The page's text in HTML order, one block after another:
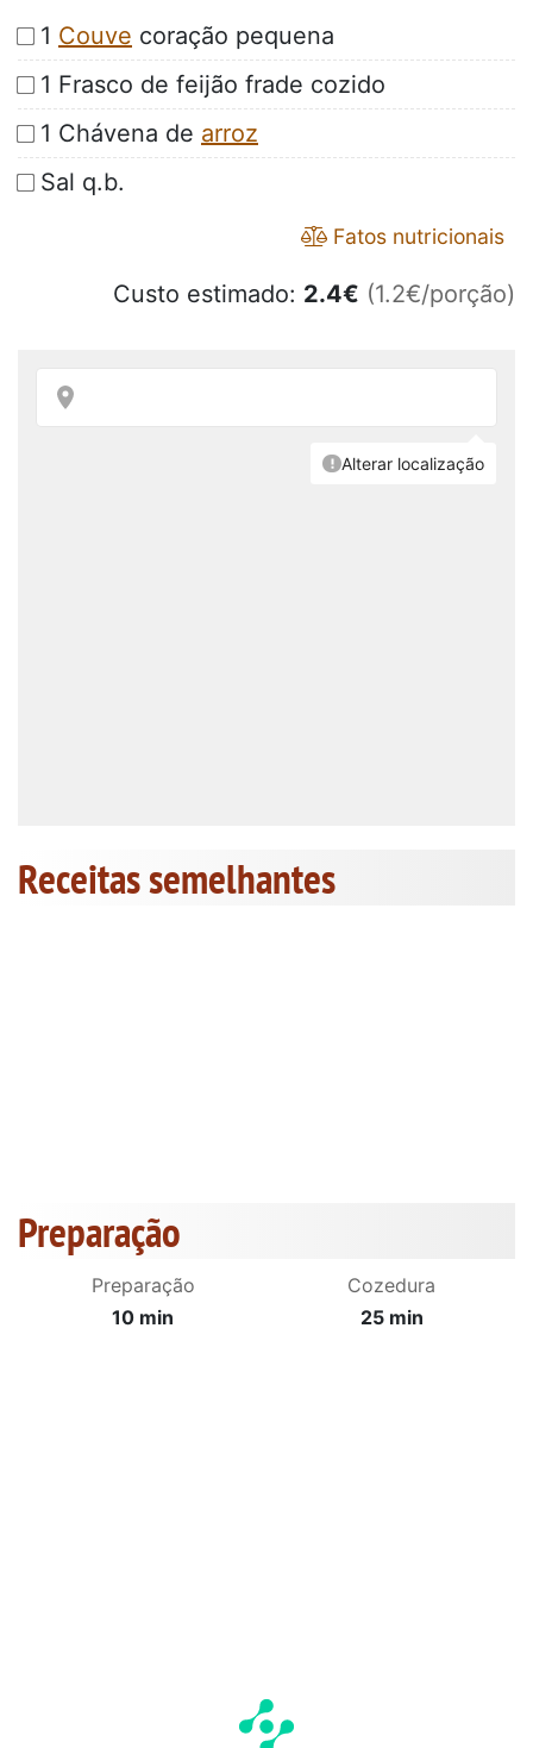
1 Couve coração pequena
1 Frasco de feijão frade cozido
1 Chávena de arroz
Sal q.b.
Fatos nutricionais
Custo estimado: 2.4€ (1.2€/porção)
Receitas semelhantes
Preparação
Preparação
10 min
Cozedura
25 min